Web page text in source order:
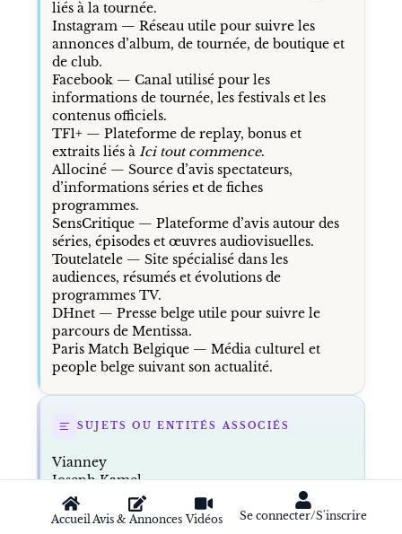
AccueilAvis & Annonces Vidéos Se connecter/S'inscrire
liés à la tournée.
Instagram— Réseau utile pour suivre les
annonces d’album, de tournée, de boutique et
de club.
Facebook— Canal utilisé pour les
informations de tournée, les festivals et les
contenus officiels.
TF1+— Plateforme de replay, bonus et
extraits liés à Ici tout commence.
Allociné— Source d’avis spectateurs,
d’informations séries et de fiches
programmes.
SensCritique— Plateforme d’avis autour des
séries, épisodes et œuvres audiovisuelles.
Toutelatele— Site spécialisé dans les
audiences, résumés et évolutions de
programmes TV.
DHnet— Presse belge utile pour suivre le
parcours de Mentissa.
Paris Match Belgique— Média culturel et
people belge suivant son actualité.
SUJETS OU ENTITÉS ASSOCIÉS
Vianney
Joseph Kamel
Nuit Incolore
Noé Preszow